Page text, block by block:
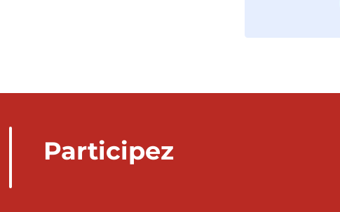
Participez